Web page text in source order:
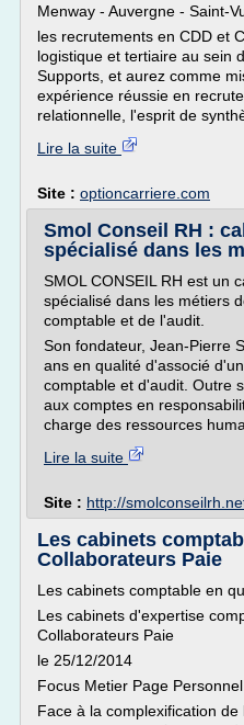
Menway - Auvergne - Saint-
les recrutements en CDD et
logistique et tertiaire au sein
Supports, et aurez comme
expérience réussie en
relationnelle, l'esprit de
Lire la suite
Site : optioncarriere.com
Smol Conseil RH :
spécialisé dans les
SMOL CONSEIL RH est un
spécialisé dans les métiers
comptable et de l'audit.
Son fondateur, Jean-Pierre
ans en qualité d'associé
comptable et d'audit. Outre
aux comptes en
charge des ressources
Lire la suite
Site : http://
Les cabinets
Collaborateurs Paie
Les cabinets comptable en
Les cabinets d'expertise
Collaborateurs Paie
le 25/12/2014
Focus Metier Page Personnel
Face à la complexification